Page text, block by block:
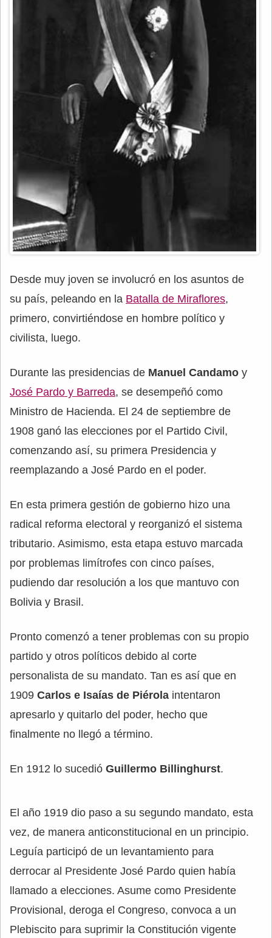
Desde muy joven se involucró en los asuntos de
su país, peleando en la Batalla de Miraflores,
primero, convirtiéndose en hombre político y
civilista, luego.
Durante las presidencias de Manuel Candamo y
José Pardo y Barreda, se desempeñó como
Ministro de Hacienda. El 24 de septiembre de
1908 ganó las elecciones por el Partido Civil,
comenzando así, su primera Presidencia y
reemplazando a José Pardo en el poder.
En esta primera gestión de gobierno hizo una
radical reforma electoral y reorganizó el sistema
tributario. Asimismo, esta etapa estuvo marcada
por problemas limítrofes con cinco países,
pudiendo dar resolución a los que mantuvo con
Bolivia y Brasil.
Pronto comenzó a tener problemas con su propio
partido y otros políticos debido al corte
personalista de su mandato. Tan es así que en
1909 Carlos e Isaías de Piérola intentaron
apresarlo y quitarlo del poder, hecho que
finalmente no llegó a término.
En 1912 lo sucedió Guillermo Billinghurst.
El año 1919 dio paso a su segundo mandato, esta
vez, de manera anticonstitucional en un principio.
Leguía participó de un levantamiento para
derrocar al Presidente José Pardo quien había
llamado a elecciones. Asume como Presidente
Provisional, deroga el Congreso, convoca a un
Plebiscito para suprimir la Constitución vigente